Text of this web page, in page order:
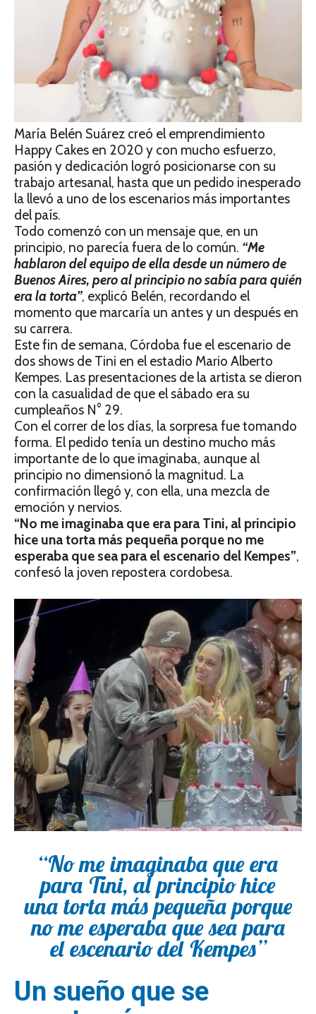
María Belén Suárez creó el emprendimiento
Happy Cakes en 2020 y con mucho esfuerzo,
pasión y dedicación logró posicionarse con su
trabajo artesanal, hasta que un pedido inesperado
la llevó a uno de los escenarios más importantes
del país.
Todo comenzó con un mensaje que, en un
principio, no parecía fuera de lo común. “Me
hablaron del equipo de ella desde un número de
Buenos Aires, pero al principio no sabía para quién
era la torta”, explicó Belén, recordando el
momento que marcaría un antes y un después en
su carrera.
Este fin de semana, Córdoba fue el escenario de
dos shows de Tini en el estadio Mario Alberto
Kempes. Las presentaciones de la artista se dieron
con la casualidad de que el sábado era su
cumpleaños N° 29.
Con el correr de los días, la sorpresa fue tomando
forma. El pedido tenía un destino mucho más
importante de lo que imaginaba, aunque al
principio no dimensionó la magnitud. La
confirmación llegó y, con ella, una mezcla de
emoción y nervios.
“No me imaginaba que era para Tini, al principio
hice una torta más pequeña porque no me
esperaba que sea para el escenario del Kempes”,
confesó la joven repostera cordobesa.
“No me imaginaba que era
para Tini, al principio hice
una torta más pequeña porque
no me esperaba que sea para
el escenario del Kempes”
Un sueño que se